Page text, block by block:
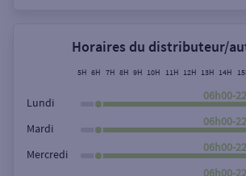
Rue
Rechercher
Horaires du distributeur/
5H 6H 7H 8H 9H 10H 11H 12H 13H 14H
Lundi
06h00-
Mardi
06h00-
Mercredi
06h00-
06h00-